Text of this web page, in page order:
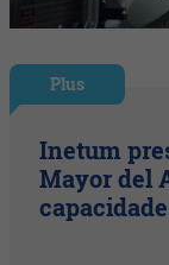
Plus
Inetum
Mayor del